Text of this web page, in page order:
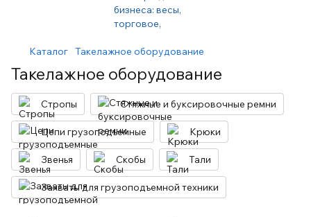
Каталог Такелажное оборудование
Такелажное оборудование
Стропы Стяжные и буксировочные ремни
Цепи грузоподъемные Крюки
Звенья Скобы Тали
Захваты для грузоподъемной техники